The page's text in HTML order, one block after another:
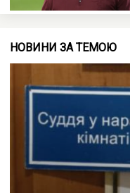
НОВИНИ ЗА ТЕМОЮ